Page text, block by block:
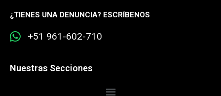
¿TIENES UNA DENUNCIA? ESCRÍBENOS
+51 961-602-710
Nuestras Secciones